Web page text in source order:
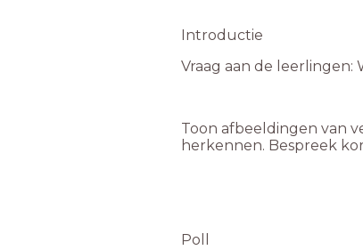
Introductie
Vraag aan de leerlingen:
Toon afbeeldingen van
herkennen. Bespreek
Poll